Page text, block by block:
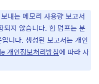
내는 메모리 사용량 보고서
되지 않습니다. 힙 덤프는 분
니다. 생성된 보고서는 개인
개인정보처리방침에 따라 사